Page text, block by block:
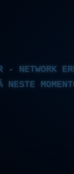
NETWORK
NESTE